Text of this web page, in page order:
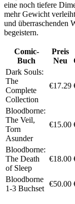
eine noch tiefere
mehr Gewicht
und überraschenden
begeistern.
Comic-
Buch
Preis
Neu
Dark Souls:
The
Complete
Collection
€17.29
Bloodborne:
The Veil,
Torn
Asunder
€15.00
Bloodborne:
The Death
of Sleep
€18.00
Bloodborne
1-3 Buchset
€50.00